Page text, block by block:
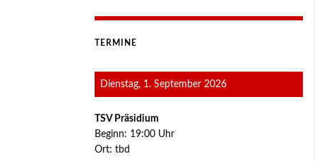
TERMINE
Dienstag, 1. September 2026
TSV Präsidium
Beginn: 19:00 Uhr
Ort: tbd